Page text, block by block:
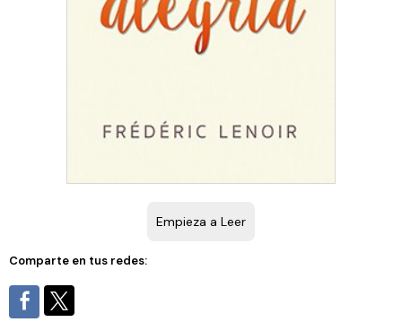
Empieza a Leer
Comparte en tus redes: